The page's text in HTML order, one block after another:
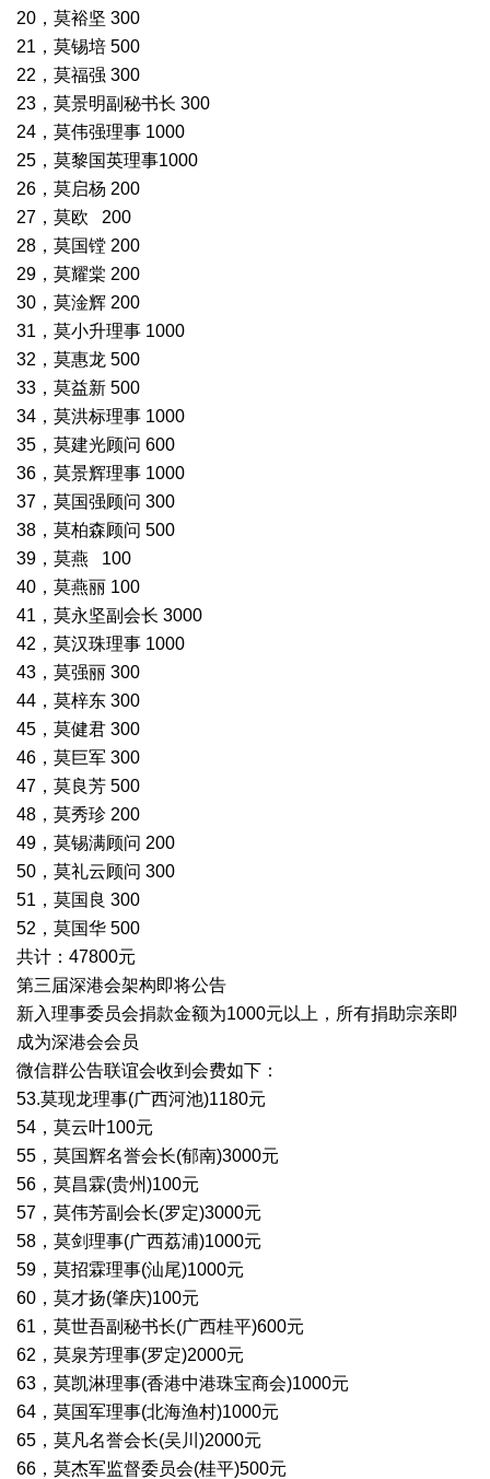
20，莫裕坚 300
21，莫锡培 500
22，莫福强 300
23，莫景明副秘书长 300
24，莫伟强理事 1000
25，莫黎国英理事1000
26，莫启杨 200
27，莫欧 200
28，莫国镗 200
29，莫耀棠 200
30，莫淦辉 200
31，莫小升理事 1000
32，莫惠龙 500
33，莫益新 500
34，莫洪标理事 1000
35，莫建光顾问 600
36，莫景辉理事 1000
37，莫国强顾问 300
38，莫柏森顾问 500
39，莫燕 100
40，莫燕丽 100
41，莫永坚副会长 3000
42，莫汉珠理事 1000
43，莫强丽 300
44，莫梓东 300
45，莫健君 300
46，莫巨军 300
47，莫良芳 500
48，莫秀珍 200
49，莫锡满顾问 200
50，莫礼云顾问 300
51，莫国良 300
52，莫国华 500
共计：47800元
第三届深港会架构即将公告
新入理事委员会捐款金额为1000元以上，所有捐助宗亲即
成为深港会会员
微信群公告联谊会收到会费如下：
53.莫现龙理事(广西河池)1180元
54，莫云叶100元
55，莫国辉名誉会长(郁南)3000元
56，莫昌霖(贵州)100元
57，莫伟芳副会长(罗定)3000元
58，莫剑理事(广西荔浦)1000元
59，莫招霖理事(汕尾)1000元
60，莫才扬(肇庆)100元
61，莫世吾副秘书长(广西桂平)600元
62，莫泉芳理事(罗定)2000元
63，莫凯淋理事(香港中港珠宝商会)1000元
64，莫国军理事(北海渔村)1000元
65，莫凡名誉会长(吴川)2000元
66，莫杰军监督委员会(桂平)500元